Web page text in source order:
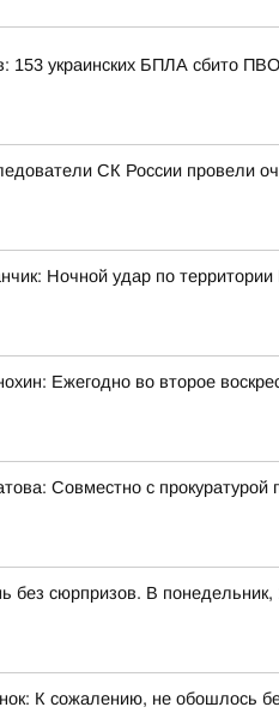
153 украинских БПЛА сбито
СК России провели
Ночной удар по территории
Ежегодно во второе
Совместно с прокуратурой
без сюрпризов. В понедельник,
К сожалению, не обошлось